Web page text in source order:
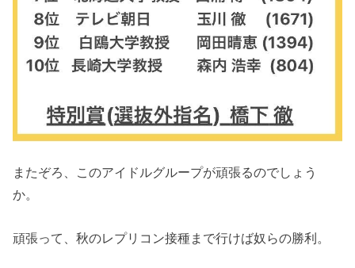
またぞろ、このアイドルグループが頑張るのでしょう
か。
頑張って、秋のレプリコン接種まで行けば奴らの勝利。